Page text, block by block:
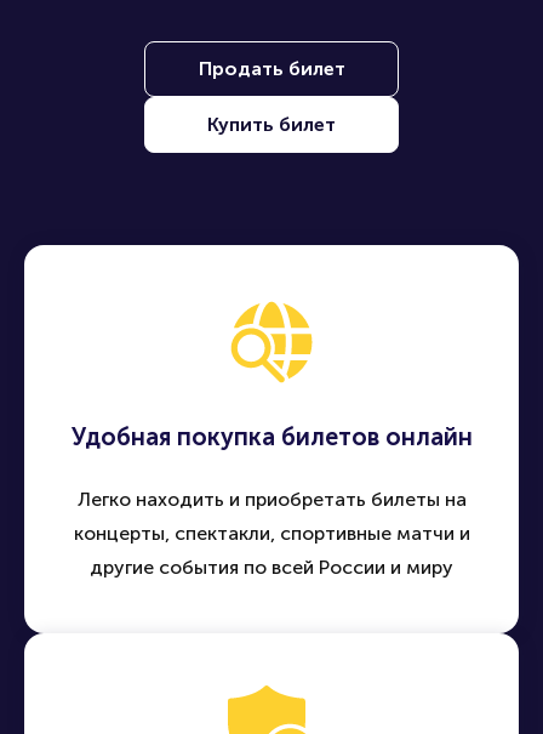
Продать билет
Купить билет
Удобная покупка билетов онлайн
Легко находить и приобретать билеты на
концерты, спектакли, спортивные матчи и
другие события по всей России и миру